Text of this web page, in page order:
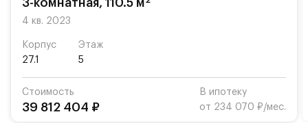
Жизнь в окружении парков и водоемов
Эффектная современная архитектура
3-комнатная, 110.5 м
4 кв. 2023
Корпус
27.1
Этаж
5
Стоимость
39 812 404 ₽
В ипотеку
от 234 070 ₽/мес.